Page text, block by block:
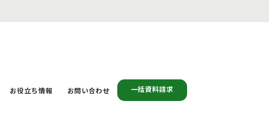
お役立ち情報 お問い合わせ 一括資料請求